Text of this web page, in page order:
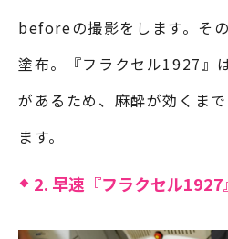
beforeの撮影をします。そ
塗布。『フラクセル1927』
があるため、麻酔が効くま
ます。
2. 早速『フラクセル1927